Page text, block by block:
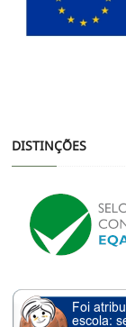
DISTINÇÕES